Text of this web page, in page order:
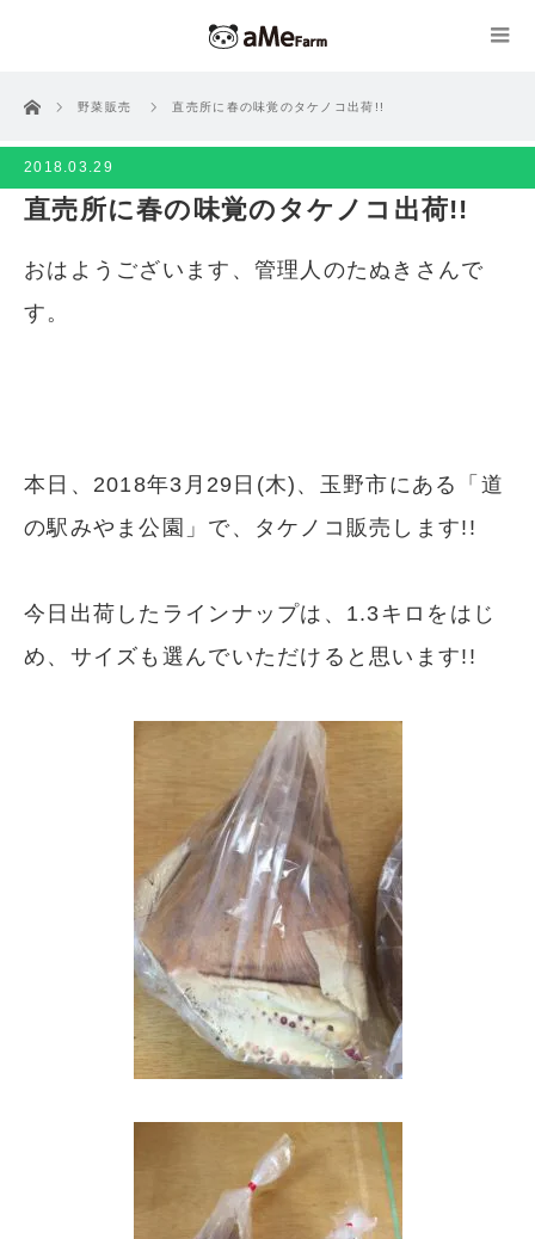
ホーム 野菜販売 直売所に春の味覚のタケノコ出荷!!
2018.03.29
直売所に春の味覚のタケノコ出荷!!
おはようございます、管理人のたぬきさんで
す。
本日、2018年3月29日(木)、玉野市にある「 道
の駅みやま公園 」で、タケノコ販売します!!
今日出荷したラインナップは、1.3キロをはじ
め、サイズも選んでいただけると思います!!